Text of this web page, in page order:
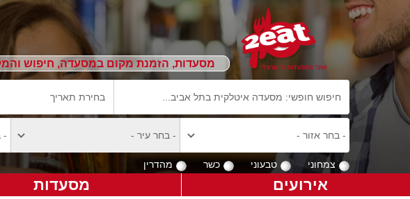
מסעדות, הזמנת מקום במסעדה, חיפוש
צמחוני טבעוני כשר מהדרין
אירועים מסעדות